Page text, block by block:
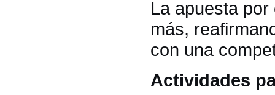
La apuesta
más,
con una
Actividades